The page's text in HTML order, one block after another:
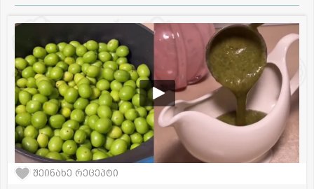
შეინახე რეცეპტი